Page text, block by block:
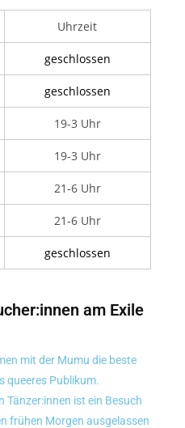
Uhrzeit
geschlossen
geschlossen
19-3 Uhr
19-3 Uhr
21-6 Uhr
21-6 Uhr
geschlossen
am Exile
mit der Mumu die beste
queeres Publikum.
Tänzer:innen ist ein Besuch
frühen Morgen ausgelassen